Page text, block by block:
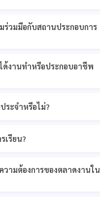
วมมือกับสถานประกอบการ
ด้งานทำหรือประกอบอาชีพ
ระจำหรือไม่?
เรียน?
ามต้องการของตลาดงานใน